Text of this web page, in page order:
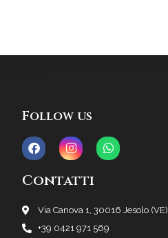
Follow us
Contatti
Via Canova 1, 30016 Jesolo (VE)
+39 0421 971 569